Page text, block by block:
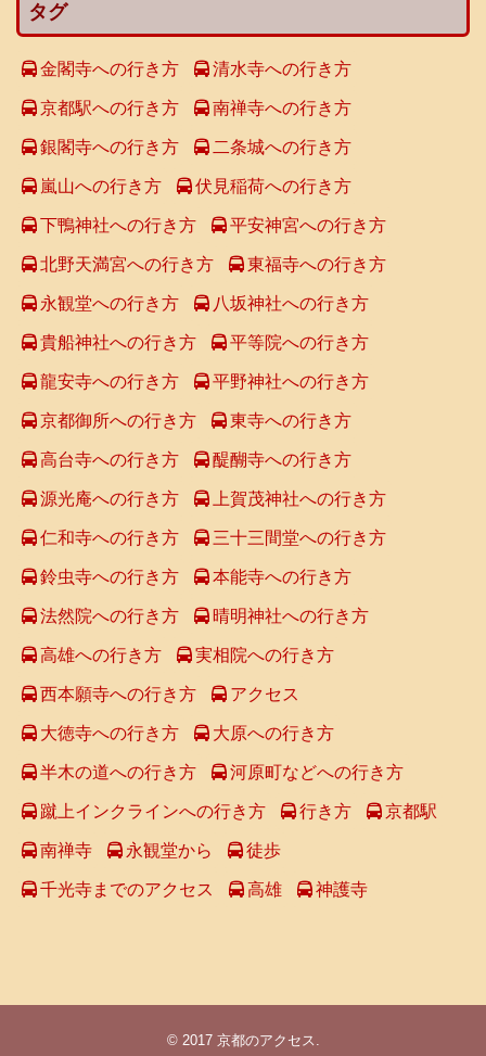
タグ
金閣寺への行き方 清水寺への行き方
京都駅への行き方 南禅寺への行き方
銀閣寺への行き方 二条城への行き方
嵐山への行き方 伏見稲荷への行き方
下鴨神社への行き方 平安神宮への行き方
北野天満宮への行き方 東福寺への行き方
永観堂への行き方 八坂神社への行き方
貴船神社への行き方 平等院への行き方
龍安寺への行き方 平野神社への行き方
京都御所への行き方 東寺への行き方
高台寺への行き方 醍醐寺への行き方
源光庵への行き方 上賀茂神社への行き方
仁和寺への行き方 三十三間堂への行き方
鈴虫寺への行き方 本能寺への行き方
法然院への行き方 晴明神社への行き方
高雄への行き方 実相院への行き方
西本願寺への行き方 アクセス
大徳寺への行き方 大原への行き方
半木の道への行き方 河原町などへの行き方
蹴上インクラインへの行き方 行き方 京都駅
南禅寺 永観堂から 徒歩
千光寺までのアクセス 高雄 神護寺
© 2017 京都のアクセス.